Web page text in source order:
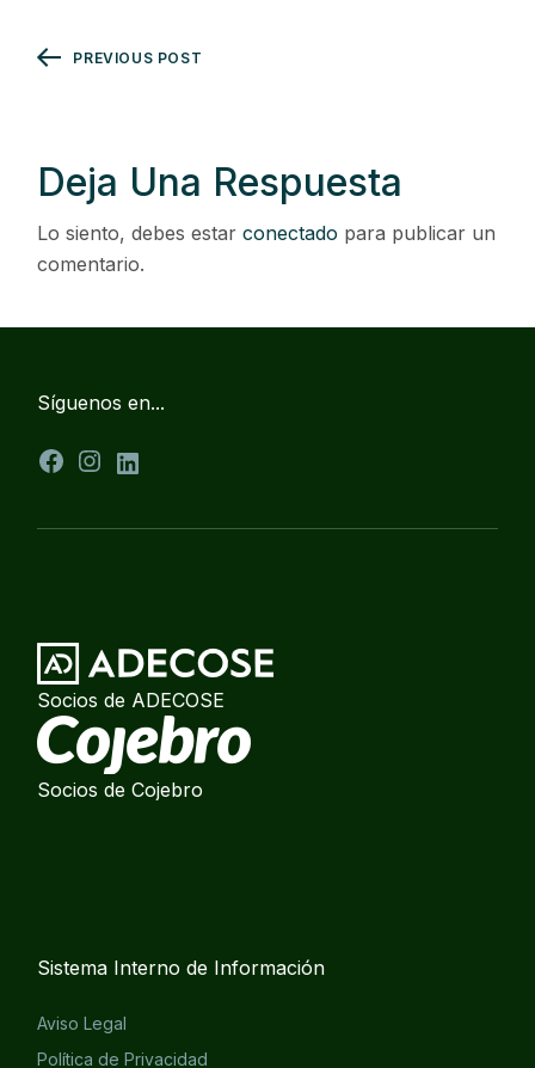
PREVIOUS POST
Deja Una Respuesta
Lo siento, debes estarconectado para publicar un
comentario.
Síguenos en...
Socios de ADECOSE
Socios de Cojebro
Sistema Interno de Información
Aviso Legal
Política de Privacidad